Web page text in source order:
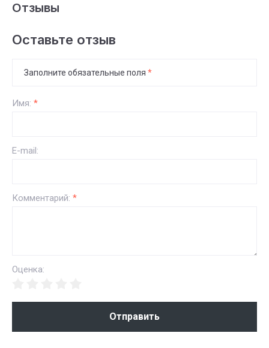
Отзывы
Оставьте отзыв
Заполните обязательные поля *
Имя: *
E-mail:
Комментарий: *
Оценка:
Отправить